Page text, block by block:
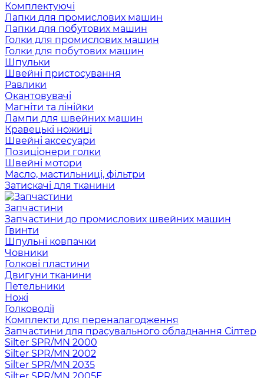
Комплектуючі
Лапки для промислових машин
Лапки для побутових машин
Голки для промислових машин
Голки для побутових машин
Шпульки
Швейні пристосування
Равлики
Окантовувачі
Магніти та лінійки
Лампи для швейних машин
Кравецькі ножиці
Швейні аксесуари
Позиціонери голки
Швейні мотори
Масло, мастильниці, фільтри
Затискачі для тканини
Запчастини
Запчастини до промислових швейних машин
Гвинти
Шпульні ковпачки
Човники
Голкові пластини
Двигуни тканини
Петельники
Ножі
Голководії
Комплекти для переналагодження
Запчастини для прасувального обладнання Сілтер
Silter SPR/MN 2000
Silter SPR/MN 2002
Silter SPR/MN 2035